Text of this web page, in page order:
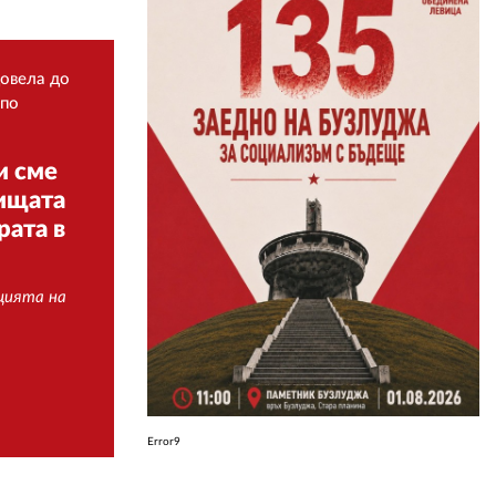
до
сме
в
на
Error9
АВТОРИ
РЕДАКЦИЯ
РЕКЛАМА
АБОНАМЕНТ
УСЛОВИЯ ЗА ПОЛЗВАНЕ
ПОЛИТИКА ЗА БИСКВИТКИТЕ
ПОЛИТИКАТА ЗА